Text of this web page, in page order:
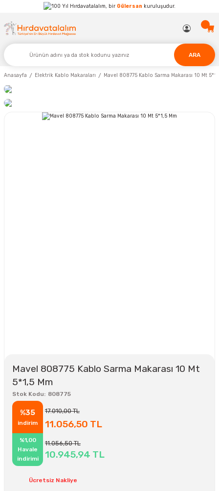
Hırdavatalalım, bir Gülersan kuruluşudur.
ARA
Anasayfa Elektrik Kablo Makaraları Mavel 808775 Kablo Sarma Makarası 10 Mt
Mavel 808775 Kablo Sarma Makarası 10 Mt
5*1,5 Mm
Stok Kodu 808775
%35
indirim
17.010,00 TL
11.056,50 TL
%1,00
Havale
indirimi
11.056,50 TL
10.945,94 TL
Ücretsiz Nakliye